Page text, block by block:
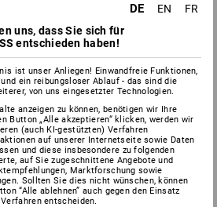
DE EN
FR
uns, dass Sie sich für
entschieden haben!
ist unser Anliegen! Einwandfreie Funktionen,
ein reibungsloser Ablauf - das sind die
von uns eingesetzter Technologien.
anzeigen zu können, benötigen wir Ihre
Button „Alle akzeptieren“ klicken, werden wir
(auch KI-gestützten) Verfahren
auf unserer Internetseite sowie Daten
und diese insbesondere zu folgenden
auf Sie zugeschnittene Angebote und
Marktforschung sowie
Sollten Sie dies nicht wünschen, können
“Alle ablehnen” auch gegen den Einsatz
entscheiden.